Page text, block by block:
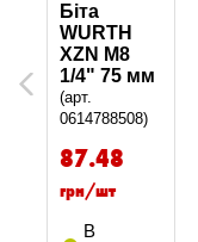
Previous
Біта
WURTH
XZN M8
1/4" 75 мм
(арт.
0614788508)
87.48
грн/шт
В